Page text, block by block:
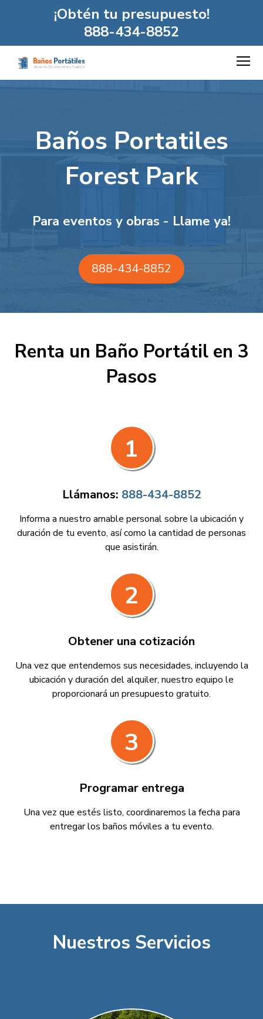
¡Obtén tu presupuesto!
888-434-8852
Baños Portatiles
Forest Park
Para eventos y obras - Llame ya!
888-434-8852
Renta un Baño Portátil en 3
Pasos
1
Llámanos: 888-434-8852
Informa a nuestro amable personal sobre la ubicación y
duración de tu evento, así como la cantidad de personas
que asistirán.
2
Obtener una cotización
Una vez que entendemos sus necesidades, incluyendo la
ubicación y duración del alquiler, nuestro equipo le
proporcionará un presupuesto gratuito.
3
Programar entrega
Una vez que estés listo, coordinaremos la fecha para
entregar los baños móviles a tu evento.
Nuestros Servicios